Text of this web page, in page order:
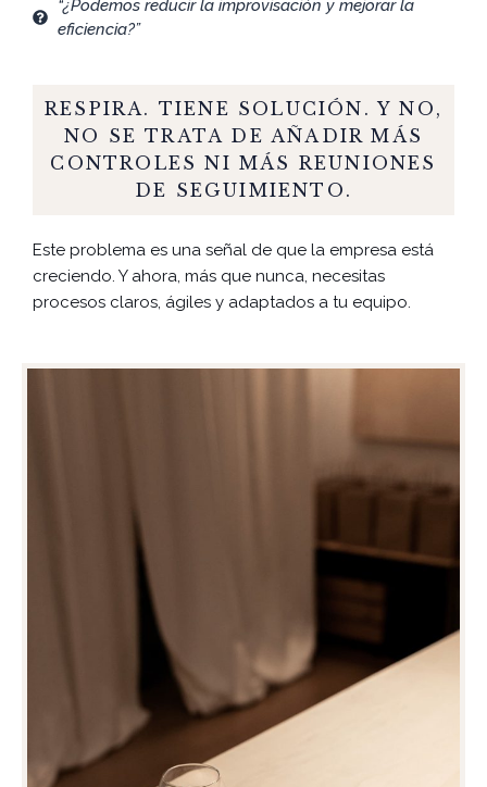
“¿Podemos reducir la improvisación y mejorar la
eficiencia?”
RESPIRA. TIENE SOLUCIÓN. Y NO,
NO SE TRATA DE AÑADIR MÁS
CONTROLES NI MÁS REUNIONES
DE SEGUIMIENTO.
Este problema es una señal de que la empresa está
creciendo. Y ahora, más que nunca, necesitas
procesos claros, ágiles y adaptados a tu equipo.